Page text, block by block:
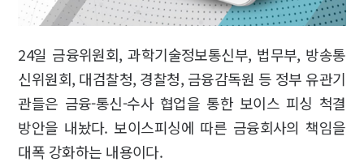
24일 금융위원회, 과학기술정보통신부, 법무부, 방송통
신위원회, 대검찰청, 경찰청, 금융감독원 등 정부 유관기
관들은 금융-통신-수사 협업을 통한 보이스 피싱 척결
방안을 내놨다. 보이스피싱에 따른 금융회사의 책임을
대폭 강화하는 내용이다.